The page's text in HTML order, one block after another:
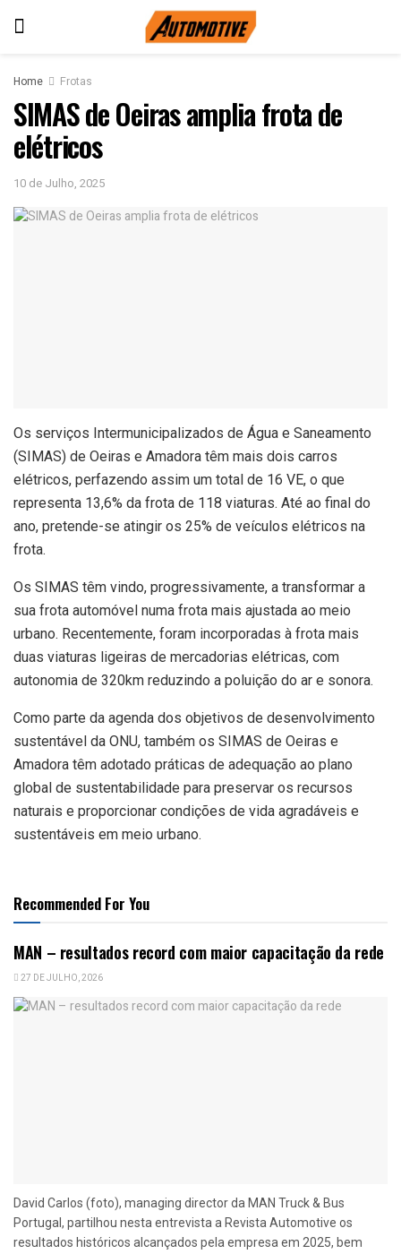
Home Frotas
SIMAS de Oeiras amplia frota de
elétricos
10 de Julho, 2025
Os serviços Intermunicipalizados de Água e Saneamento
(SIMAS) de Oeiras e Amadora têm mais dois carros
elétricos, perfazendo assim um total de 16 VE, o que
representa 13,6% da frota de 118 viaturas. Até ao final do
ano, pretende-se atingir os 25% de veículos elétricos na
frota.
Os SIMAS têm vindo, progressivamente, a transformar a
sua frota automóvel numa frota mais ajustada ao meio
urbano. Recentemente, foram incorporadas à frota mais
duas viaturas ligeiras de mercadorias elétricas, com
autonomia de 320km reduzindo a poluição do ar e sonora.
Como parte da agenda dos objetivos de desenvolvimento
sustentável da ONU, também os SIMAS de Oeiras e
Amadora têm adotado práticas de adequação ao plano
global de sustentabilidade para preservar os recursos
naturais e proporcionar condições de vida agradáveis e
sustentáveis em meio urbano.
Recommended For You
MAN – resultados record com maior capacitação da rede
27 DE JULHO, 2026
David Carlos (foto), managing director da MAN Truck & Bus
Portugal, partilhou nesta entrevista a Revista Automotive os
resultados históricos alcançados pela empresa em 2025, bem